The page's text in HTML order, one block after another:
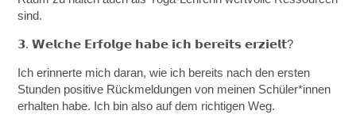
sind.
𝟯. 𝗪𝗲𝗹𝗰𝗵𝗲 𝗘𝗿𝗳𝗼𝗹𝗴𝗲 𝗵𝗮𝗯𝗲 𝗶𝗰𝗵 𝗯𝗲𝗿𝗲𝗶𝘁𝘀 𝗲𝗿𝘇𝗶𝗲𝗹𝘁?
Ich erinnerte mich daran, wie ich bereits nach den ersten
Stunden positive Rückmeldungen von meinen Schüler*innen
erhalten habe. Ich bin also auf dem richtigen Weg.